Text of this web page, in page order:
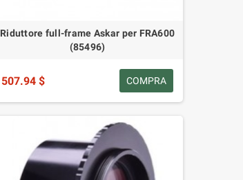
Riduttore full-frame Askar per FRA600
(85496)
507.94 $ COMPRA